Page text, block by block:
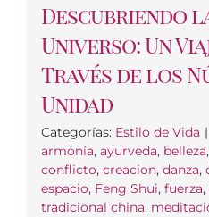
Descubriendo
Universo: Un
Través de los
Unidad
Categorías: Estilo de Vida |
armonía, ayurveda, belleza,
conflicto, creacion, danza,
espacio, Feng Shui, fuerza,
tradicional china,